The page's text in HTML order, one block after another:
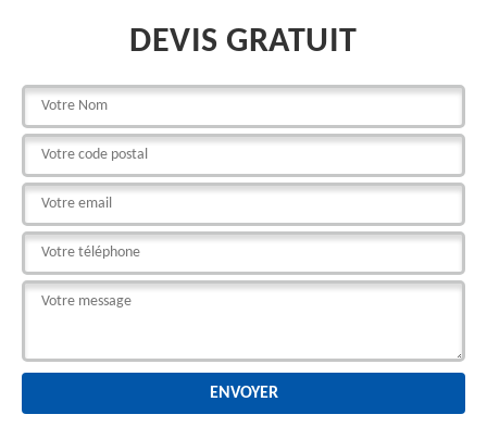
DEVIS GRATUIT